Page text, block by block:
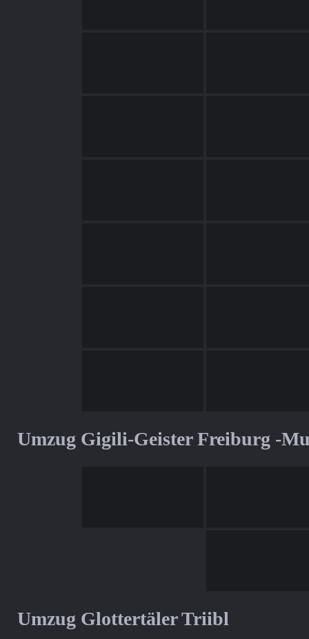
Umzug Gigili-Geister Freiburg -
Umzug Glottertäler Triibl